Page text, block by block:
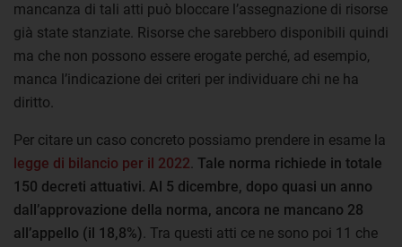
mancanza di tali atti può bloccare l’assegnazione di risorse
già state stanziate. Risorse che sarebbero disponibili quindi
ma che non possono essere erogate perché, ad esempio,
manca l’indicazione dei criteri per individuare chi ne ha
diritto.
Per citare un caso concreto possiamo prendere in esame la
legge di bilancio per il 2022. Tale norma richiede in totale
150 decreti attuativi. Al 5 dicembre, dopo quasi un anno
dall’approvazione della norma, ancora ne mancano 28
all’appello (il 18,8%). Tra questi atti ce ne sono poi 11 che